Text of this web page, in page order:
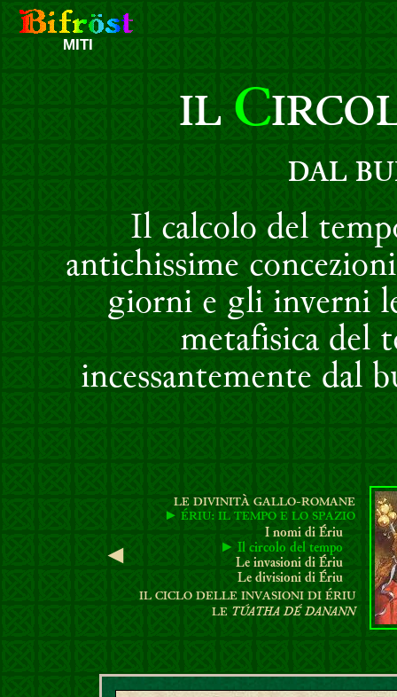
MITI
IL C
DAL
Il calcolo del
antichissime
giorni e gli inverni
metafisica del
incessantemente dal
◄
LE DIVINITÀ GALLO-ROMANE
► ÉRIU: IL TEMPO E LO SPAZIO
I nomi di Ériu
► Il circolo del tempo
Le invasioni di Ériu
Le divisioni di Ériu
IL CICLO DELLE INVASIONI DI ÉRIU
LE TÚATHA DÉ DANANN